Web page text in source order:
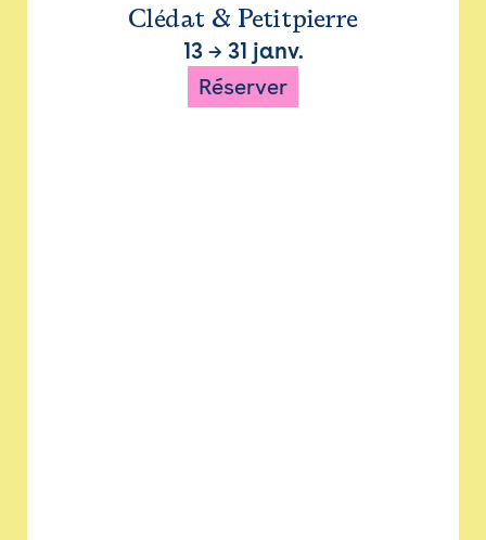
Clédat & Petitpierre
13→ 31 janv.
Réserver